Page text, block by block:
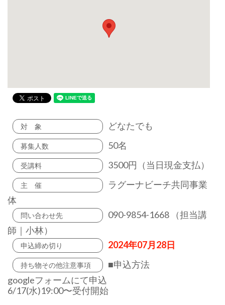
対 象 どなたでも
募集人数 50名
受講料 3500円（当日現金支払）
主 催
ラグーナビーチ共同事業
体
問い合わせ先
090-9854-1668 （担当講
師｜小林）
申込締め切り 2024年07月28日
持ち物その他注意事項
■申込方法
googleフォームにて申込
6/17(水)19:00〜受付開始